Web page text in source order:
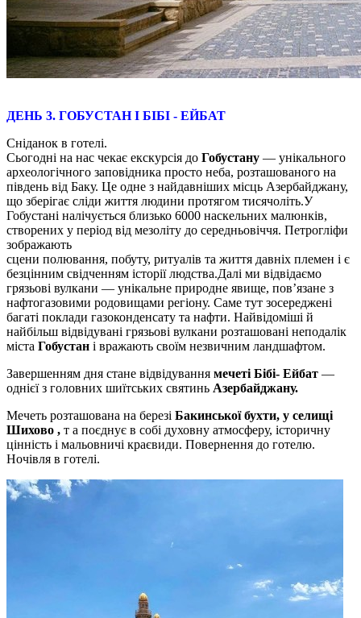
ДЕНЬ 3. ГОБУСТАН І БІБІ - ЕЙБАТ
Сніданок в готелі.
Сьогодні на нас чекає екскурсія до Гобустану — унікального
археологічного заповідника просто неба, розташованого на
південь від Баку. Це одне з найдавніших місць Азербайджану,
що зберігає сліди життя людини протягом тисячоліть.У
Гобустані налічується близько 6000 наскельних малюнків,
створених у період від мезоліту до середньовіччя. Петрогліфи
зображають
сцени полювання, побуту, ритуалів та життя давніх племен і є
безцінним свідченням історії людства.Далі ми відвідаємо
грязьові вулкани — унікальне природне явище, пов’язане з
нафтогазовими родовищами регіону. Саме тут зосереджені
багаті поклади газоконденсату та нафти. Найвідоміші й
найбільш відвідувані грязьові вулкани розташовані неподалік
міста Гобустан і вражають своїм незвичним ландшафтом.
Завершенням дня стане відвідування мечеті Бібі- Ейбат —
однієї з головних шиїтських святинь Азербайджану.
Мечеть розташована на березі Бакинської бухти, у селищі
Шихово , т а поєднує в собі духовну атмосферу, історичну
цінність і мальовничі краєвиди. Повернення до готелю.
Ночівля в готелі.